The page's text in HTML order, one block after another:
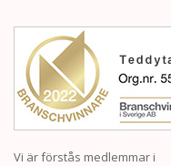
Vi är förstås medlemmar i